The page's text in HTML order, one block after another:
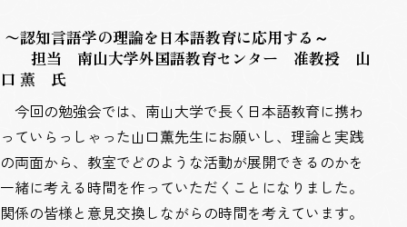
〜認知言語学の理論を日本語教育に応用する～
担当 南山大学外国語教育センター 准教授 山
口 薫 氏
今回の勉強会では、南山大学で長く日本語教育に携わ
っていらっしゃった山口薫先生にお願いし、理論と実践
の両面から、教室でどのような活動が展開できるのかを
一緒に考える時間を作っていただくことになりました。
関係の皆様と意見交換しながらの時間を考えています。